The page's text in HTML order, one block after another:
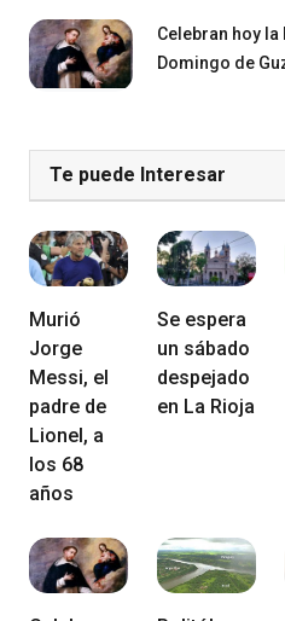
Celebran hoy
Domingo de
Te puede Interesar
Murió
Jorge
Messi, el
padre de
Lionel, a
los 68
años
Se espera
un sábado
despejado
en La Rioja